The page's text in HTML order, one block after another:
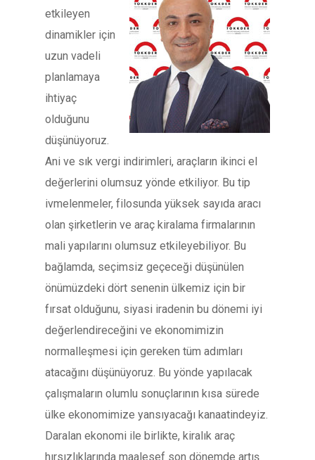
etkileyen
dinamikler için
uzun vadeli
planlamaya
ihtiyaç
olduğunu
düşünüyoruz.
Ani ve sık vergi indirimleri, araçların ikinci el
değerlerini olumsuz yönde etkiliyor. Bu tip
ivmelenmeler, filosunda yüksek sayıda aracı
olan şirketlerin ve araç kiralama firmalarının
mali yapılarını olumsuz etkileyebiliyor. Bu
bağlamda, seçimsiz geçeceği düşünülen
önümüzdeki dört senenin ülkemiz için bir
fırsat olduğunu, siyasi iradenin bu dönemi iyi
değerlendireceğini ve ekonomimizin
normalleşmesi için gereken tüm adımları
atacağını düşünüyoruz. Bu yönde yapılacak
çalışmaların olumlu sonuçlarının kısa sürede
ülke ekonomimize yansıyacağı kanaatindeyiz.
Daralan ekonomi ile birlikte, kiralık araç
hırsızlıklarında maalesef son dönemde artış